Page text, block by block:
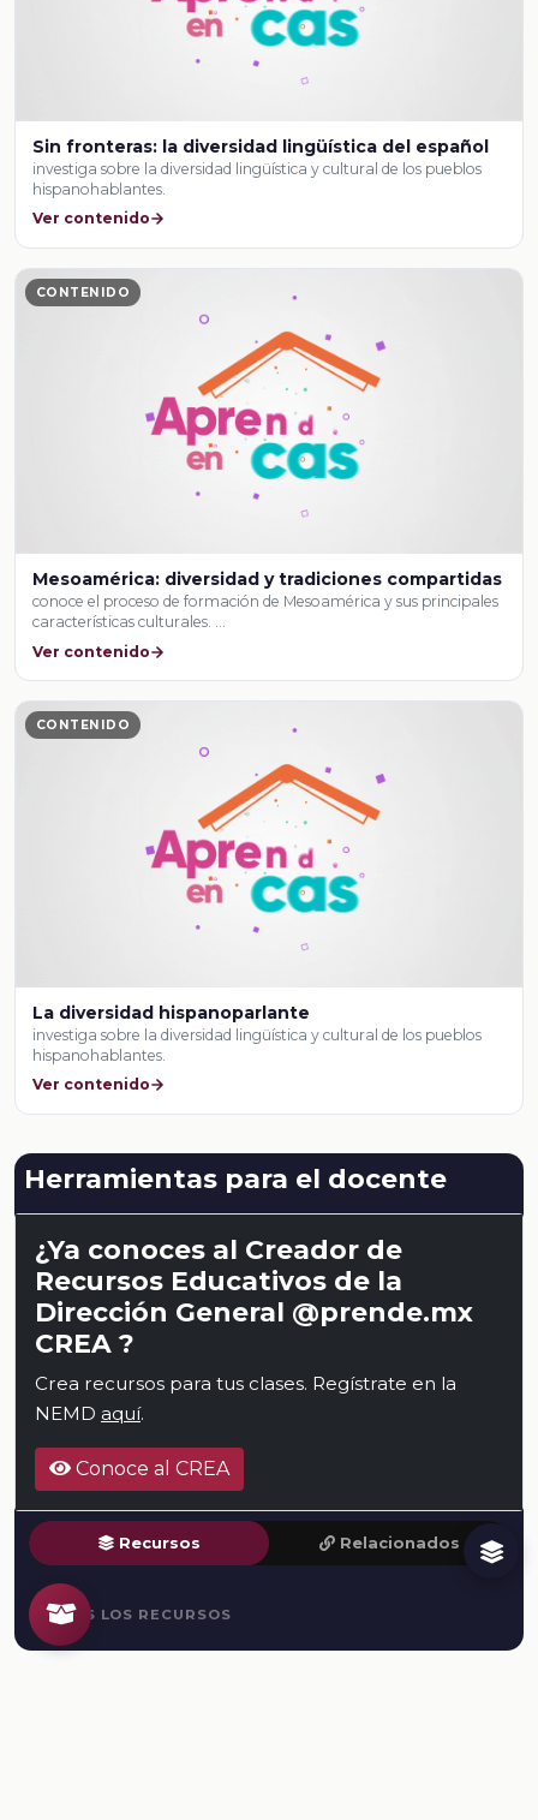
Sin fronteras: la diversidad lingüística del español
investiga sobre la diversidad lingüística y cultural de los pueblos
hispanohablantes.
Ver contenido
CONTENIDO
Mesoamérica: diversidad y tradiciones compartidas
conoce el proceso de formación de Mesoamérica y sus principales
características culturales. …
Ver contenido
CONTENIDO
La diversidad hispanoparlante
investiga sobre la diversidad lingüística y cultural de los pueblos
hispanohablantes.
Ver contenido
Herramientas para el docente
¿Ya conoces al Creador de
Recursos Educativos de la
Dirección General @prende.mx
CREA ?
Crea recursos para tus clases. Regístrate en la
NEMD aquí.
Conoce al CREA
Recursos Relacionados
TODOS LOS RECURSOS